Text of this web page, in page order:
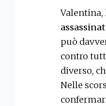
Valentina,
può
contro
diverso,
Nelle